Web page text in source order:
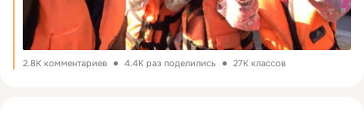
2.8K комментариев 4.4K раз поделились 27K классов